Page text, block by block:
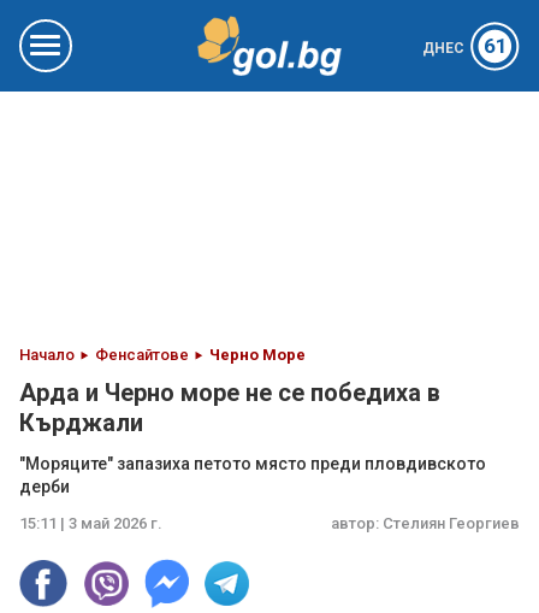
ДНЕС 61
Начало Фенсайтове Черно Море
Арда и Черно море не се победиха в
Кърджали
"Моряците" запазиха петото място преди пловдивското
дерби
15:11 | 3 май 2026 г. автор: Стелиян Георгиев